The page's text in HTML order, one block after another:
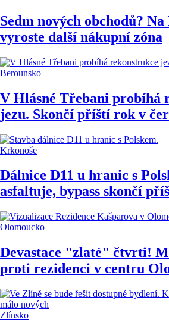
Sedm nových obchodů?
vyroste další nákupní zóna
Berounsko
V Hlásné Třebani probíhá
jezu. Skončí příští rok v
Krkonoše
Dálnice D11 u hranic s
asfaltuje, bypass skončí
Olomoucko
Devastace "zlaté" čtvrti!
proti rezidenci v centru
Zlínsko